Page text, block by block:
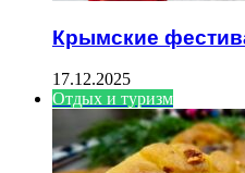
Крымские
17.12.2025
Отдых и туризм